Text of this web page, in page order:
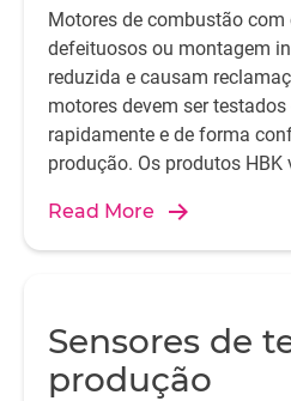
Motores de combustão
defeituosos ou montagem
reduzida e causam
motores devem ser
rapidamente e de forma
produção. Os produtos
funcionalidade de todo o
Read More
Sensores de
produção